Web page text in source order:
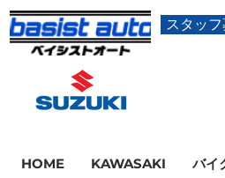
スタッフ
HOME KAWASAKI バイ